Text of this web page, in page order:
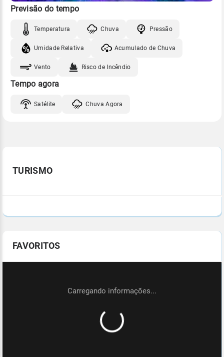
Previsão do tempo
Temperatura Chuva Pressão
Umidade Relativa Acumulado de Chuva
Vento Risco de Incêndio
Tempo agora
Satélite Chuva Agora
TURISMO
FAVORITOS